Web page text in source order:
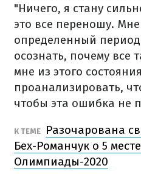
"Ничего, я стану
это все переношу.
определенный
осознать, почему все
мне из этого
проанализировать,
чтобы эта ошибка не
К ТЕМЕ
Разочарована
Бех-Романчук о 5
Олимпиады-2020